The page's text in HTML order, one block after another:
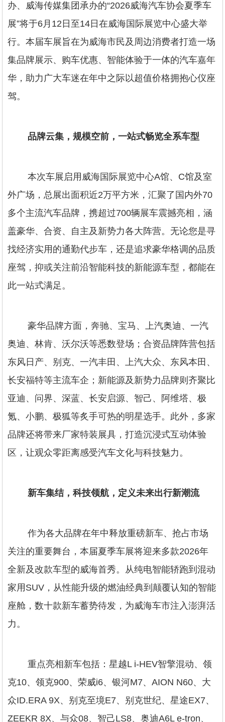
办、威海传媒集团承办的“2026威海汽车协会夏季车
展”将于6月12日至14日在威海国际展览中心盛大举
行。本届车展旨在为威海市民及周边消费者打造一场
集品牌展示、购车优惠、智能体验于一体的汽车嘉年
华，助力广大车迷在年中之际以超值价格拥抱心仪座
驾。
品牌云集，规模空前，一站式畅览全系车型
本次车展启用威海国际展览中心A馆、C馆及室
外广场，总展出面积近2万平方米，汇聚了国内外70
多个主流汽车品牌，携超过700辆展车震撼亮相，涵
盖豪华、合资、自主及新势力各大阵营。无论您是寻
找经济实用的通勤代步车，还是追求豪华格调的品质
座驾，抑或关注前沿智能科技的新能源车型，都能在
此一站式满足。
豪华品牌方面，奔驰、宝马、上汽奥迪、一汽
奥迪、林肯、沃尔沃等悉数登场；合资品牌阵营包括
东风日产、别克、一汽丰田、上汽大众、东风本田、
长安福特等主流车企；新能源及新势力品牌则齐聚比
亚迪、问界、深蓝、长安启源、智己、阿维塔、极
氪、小鹏、极狐等炙手可热的明星选手。此外，多家
品牌还将带来厂家特装展具，打造沉浸式互动体验
区，让观众零距离感受汽车文化与科技魅力。
新车集结，科技领航，定义未来出行新潮流
作为各大品牌在年中释放重磅新车、抢占市场
关注的重要舞台，本届夏季车展将迎来多款2026年
全新及改款车型的威海首秀。从纯电智能轿跑到混动
家用SUV，从性能升级的燃油经典到颠覆认知的智能
座舱，数十款新车蓄势待发，为威海车市注入澎湃活
力。
重点亮相新车包括：星越L i-HEV智擎混动、领
克10、领克900、荣威i6、银河M7、AION N60、大
众ID.ERA 9X、别克至境E7、别克世纪、星途EX7、
ZEEKR 8X、与众08、智己LS8、奥迪A6L e-tron、